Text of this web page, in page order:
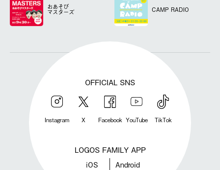
おあそび
マスターズ CAMP RADIO
OFFICIAL SNS
Instagram X Facebook YouTube TikTok
LOGOS FAMILY APP
iOS Android